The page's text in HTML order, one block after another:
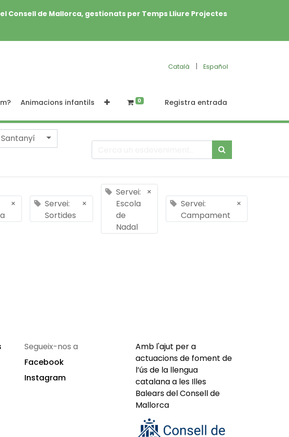
de Mallorca, gestionats per Temps Lliure Projectes
Català | Español
Animacions infantils 0 Registra entrada
Santanyí
×
Servei:
Sortides
×
Servei:
Escola
de
Nadal
×
Servei:
Campament
×
Segueix-nos a
Facebook
Instagram
Amb l'ajut per a
actuacions de foment de
l’ús de la llengua
catalana a les Illes
Balears del Consell de
Mallorca